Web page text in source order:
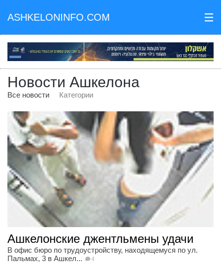
ASHKELONINFO.COM III
Новости Ашкелона
Все новости Категории
Ашкелонские джентльмены удачи
В офис бюро по трудоустройству, находящемуся по ул.
Пальмах, 3 в Ашкел...
4